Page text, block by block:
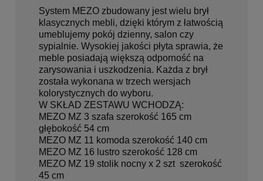
System MEZO zbudowany jest wielu brył
klasycznych mebli, dzięki którym z łatwością
umeblujemy pokój dzienny, salon czy
sypialnie. Wysokiej jakości płyta sprawia, że
meble posiadają większą odporność na
zarysowania i uszkodzenia. Każda z brył
została wykonana w trzech wersjach
kolorystycznych do wyboru.
W SKŁAD ZESTAWU WCHODZĄ:
MEZO MZ 3 szafa szerokość 165 cm
głębokość 54 cm
MEZO MZ 11 komoda szerokość 140 cm
MEZO MZ 16 lustro szerokość 128 cm
MEZO MZ 19 stolik nocny x 2 szt szerokość
45 cm